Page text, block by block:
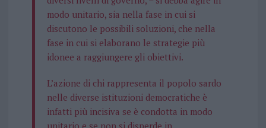
modo unitario, sia nella fase in cui si
discutono le possibili soluzioni, che nella
fase in cui si elaborano le strategie più
idonee a raggiungere gli obiettivi.
L’azione di chi rappresenta il popolo sardo
nelle diverse istituzioni democratiche è
infatti più incisiva se è condotta in modo